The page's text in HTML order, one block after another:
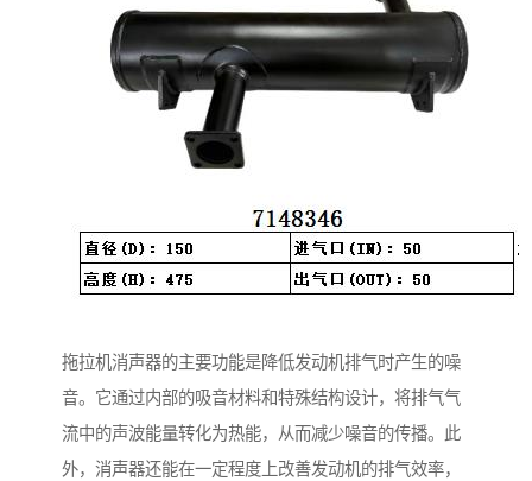
拖拉机消声器的主要功能是降低发动机排气时产生的噪
音。它通过内部的吸音材料和特殊结构设计，将排气气
流中的声波能量转化为热能，从而减少噪音的传播。此
外，消声器还能在一定程度上改善发动机的排气效率，